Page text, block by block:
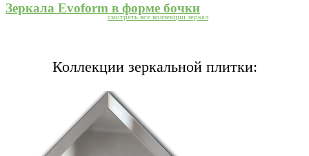
Зеркала Evoform в форме бочки
смотреть все коллекции зеркал
Коллекции зеркальной плитки: